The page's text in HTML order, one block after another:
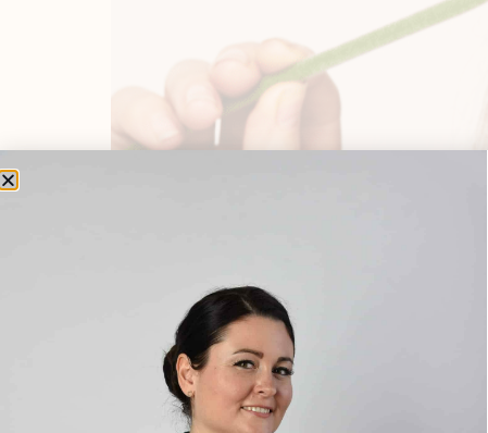
Menopauzát kísérő változókori tünetek:
követő időszak – egy természetes, mégis
jelentkezik menstruáció, ugyanakkor a